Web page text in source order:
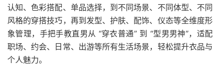
认知、色彩搭配、单品选择，到不同场景、不同体型、不同
风格的穿搭技巧，再到发型、护肤、配饰、仪态等全维度形
象管理，手把手教直男从 “穿衣普通” 到 “型男男神”，适配
职场、约会、日常、出游等所有生活场景，轻松提升衣品与
个人魅力。